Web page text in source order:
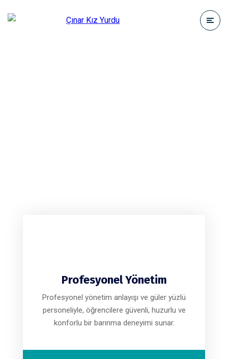
Profesyonel Yönetim
Profesyonel yönetim anlayışı ve güler yüzlü
personeliyle, öğrencilere güvenli, huzurlu ve
konforlu bir barınma deneyimi sunar.